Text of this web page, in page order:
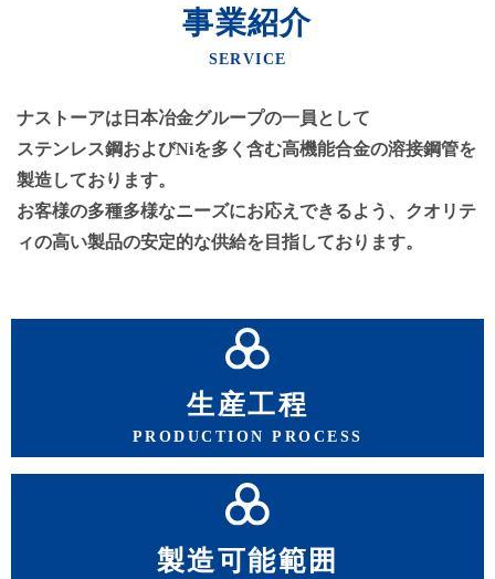
事業紹介
SERVICE
ナストーアは日本冶金グループの一員として
ステンレス鋼およびNiを多く含む高機能合金の溶接鋼管を
製造しております。
お客様の多種多様なニーズにお応えできるよう、クオリテ
ィの高い製品の安定的な供給を目指しております。
生産工程
PRODUCTION PROCESS
製造可能範囲